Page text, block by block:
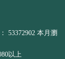
53372902 本月瀏
以上